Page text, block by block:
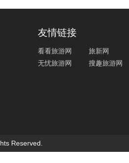
友情链接
看看旅游网
旅新网
无忧旅游网
搜趣旅游网
Reserved.